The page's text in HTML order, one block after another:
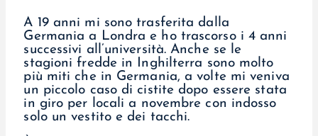
A 19 anni mi sono trasferita dalla
Germania a Londra e ho trascorso i 4 anni
successivi all’università. Anche se le
stagioni fredde in Inghilterra sono molto
più miti che in Germania, a volte mi veniva
un piccolo caso di cistite dopo essere stata
in giro per locali a novembre con indosso
solo un vestito e dei tacchi.